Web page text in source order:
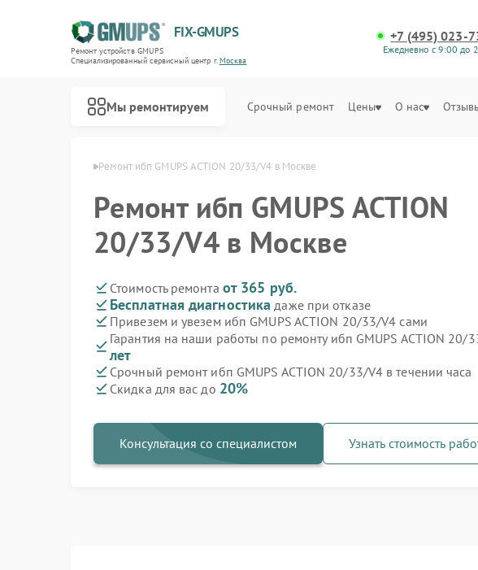
FIX-GMUPS
Ремонт устройств GMUPS
Специализированный cервисный центр г.Москва
+7 (495) 023-
Ежедневно с 9:00 до
Мы ремонтируем Срочный ремонт Цены О нас
GMUPS в Москве Ремонт ибп GMUPS ACTION 20/33/V4 в Москве
Ремонт ибп GMUPS ACTION
20/33/V4 в Москве
Стоимость ремонта от 365 руб.
Бесплатная диагностика даже при отказе
Привезем и увезем ибп GMUPS ACTION 20/33/V4 сами
Гарантия на наши работы по ремонту ибп GMUPS ACTION 20/
лет
Срочный ремонт ибп GMUPS ACTION 20/33/V4 в течении часа
Скидка для вас до 20%
Консультация со специалистом Узнать стоимость